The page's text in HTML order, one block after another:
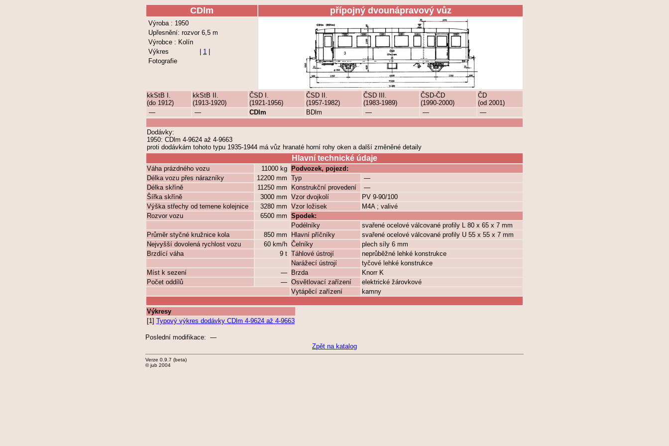
CDlm přípojný dvounápravový vůz
Výroba : 1950
Upřesnění: rozvor 6,5 m
Výrobce : Kolín
Výkres
1
Fotografie
kkStB I.
(do 1912)
kkStB II.
(1913-1920)
ČSD I.
(1921-1956)
ČSD II.
(1957-1982)
ČSD III.
(1983-1989)
ČSD-ČD
(1990-2000)
ČD
(od 2001)
—
— CDlm BDlm — — —
Dodávky:
1950: CDlm 4-9624 až 4-9663
proti dodávkám tohoto typu 1935-1944 má vůz hranaté horní rohy oken a další změněné detaily
Hlavní technické údaje
Váha prázdného vozu 11000 kg
Podvozek, pojezd:
Délka vozu přes nárazníky
12200 mm Typ
—
Délka skříně
11250 mm Konstrukční provedení
—
Šířka skříně
3000 mm Vzor dvojkolí
PV 9-90/100
Výška střechy od temene kolejnice
3280 mm Vzor ložisek
M4A ; valivé
Rozvor vozu
6500 mm Spodek:
Podélníky
svařené ocelové válcované profily L 80 x 65 x 7 mm
Průměr styčné kružnice kola
850 mm Hlavní příčníky
svařené ocelové válcované profily U 55 x 55 x 7 mm
Nejvyšší dovolená rychlost vozu
60 km/h Čelníky
plech síly 6 mm
Brzdící váha
9 t Táhlové ústrojí
neprůběžné lehké konstrukce
Narážecí ústrojí
tyčové lehké konstrukce
Míst k sezení
— Brzda
Knorr K
Počet oddílů
— Osvětlovací zařízení
elektrické žárovkové
Vytápěcí zařízení
kamny
Výkresy
[1] Typový výkres dodávky CDlm 4-9624 až 4-9663
Poslední modifikace: —
Zpět na katalog
Verze 0.9.7 (beta)
© jub 2004